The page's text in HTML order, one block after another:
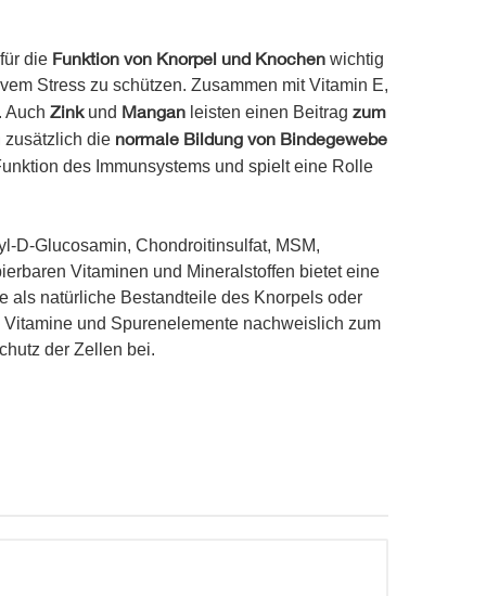
die Funktion von Knorpel und Knochen wichtig
Stress zu schützen. Zusammen mit Vitamin E,
Auch Zink und Mangan leisten einen Beitrag zum
zusätzlich die normale Bildung von Bindegewebe
des Immunsystems und spielt eine Rolle
D-Glucosamin, Chondroitinsulfat, MSM,
Vitaminen und Mineralstoffen bietet eine
als natürliche Bestandteile des Knorpels oder
und Spurenelemente nachweislich zum
der Zellen bei.